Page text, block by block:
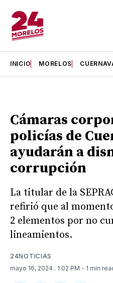
INICIO MORELOS
Cámaras
policías de
ayudarán a
corrupción
La titular de la
refirió que al
2 elementos por no
lineamientos.
24NOTICIAS
mayo 16, 2024 . 1:02 PM - 1 min